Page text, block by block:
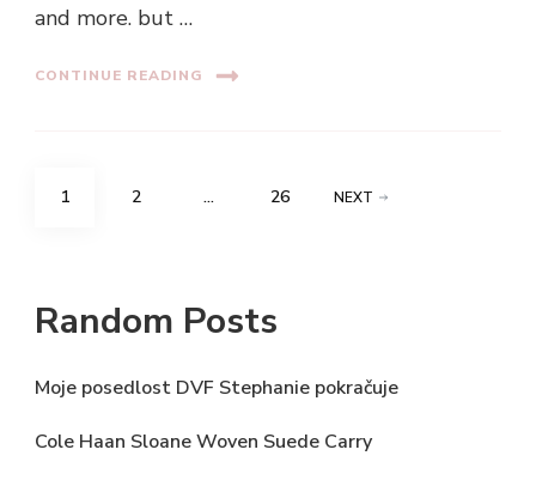
and more. but …
CONTINUE READING
Posts
PAGE
1 PAGE
2 … PAGE
26 NEXT
Random Posts
Moje posedlost DVF Stephanie pokračuje
Cole Haan Sloane Woven Suede Carry